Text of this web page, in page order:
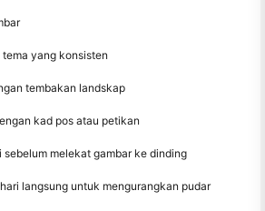
tema yang konsisten
tembakan landskap
kad pos atau petikan
sebelum melekat gambar ke dinding
langsung untuk mengurangkan pudar